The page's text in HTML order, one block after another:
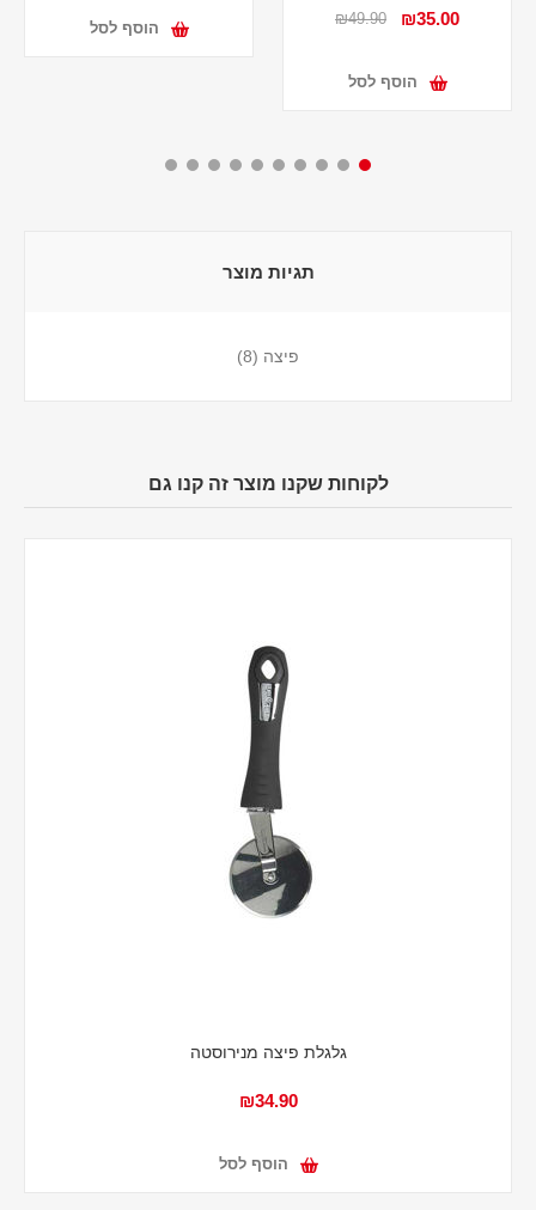
₪35.00
₪49.90
הוסף לסל
הוסף לסל
תגיות מוצר
פיצה (8)
לקוחות שקנו מוצר זה קנו גם
גלגלת פיצה מנירוסטה
₪34.90
הוסף לסל